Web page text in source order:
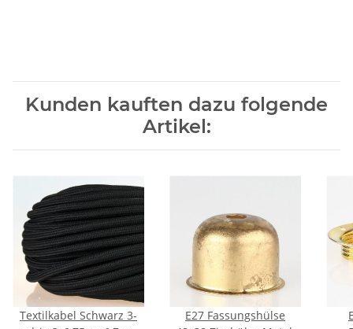
Kunden kauften dazu folgende
Artikel:
Textilkabel Schwarz 3-
E27 Fassungshülse